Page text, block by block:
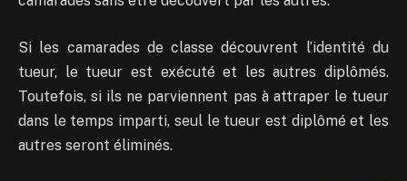
Si les camarades de classe découvrent l’identité du
tueur, le tueur est exécuté et les autres diplômés.
Toutefois, si ils ne parviennent pas à attraper le tueur
dans le temps imparti, seul le tueur est diplômé et les
autres seront éliminés.